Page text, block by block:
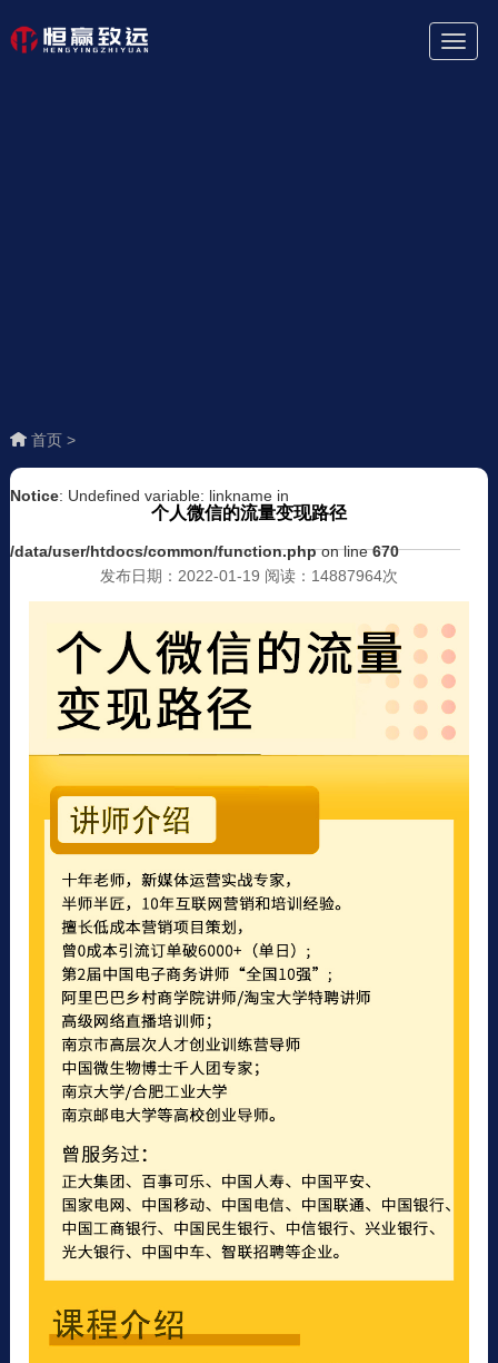
首页 >
Notice: Undefined variable: linkname in
/data/user/htdocs/common/function.phpon line670
个人微信的流量变现路径
发布日期：2022-01-19 阅读：14887964次